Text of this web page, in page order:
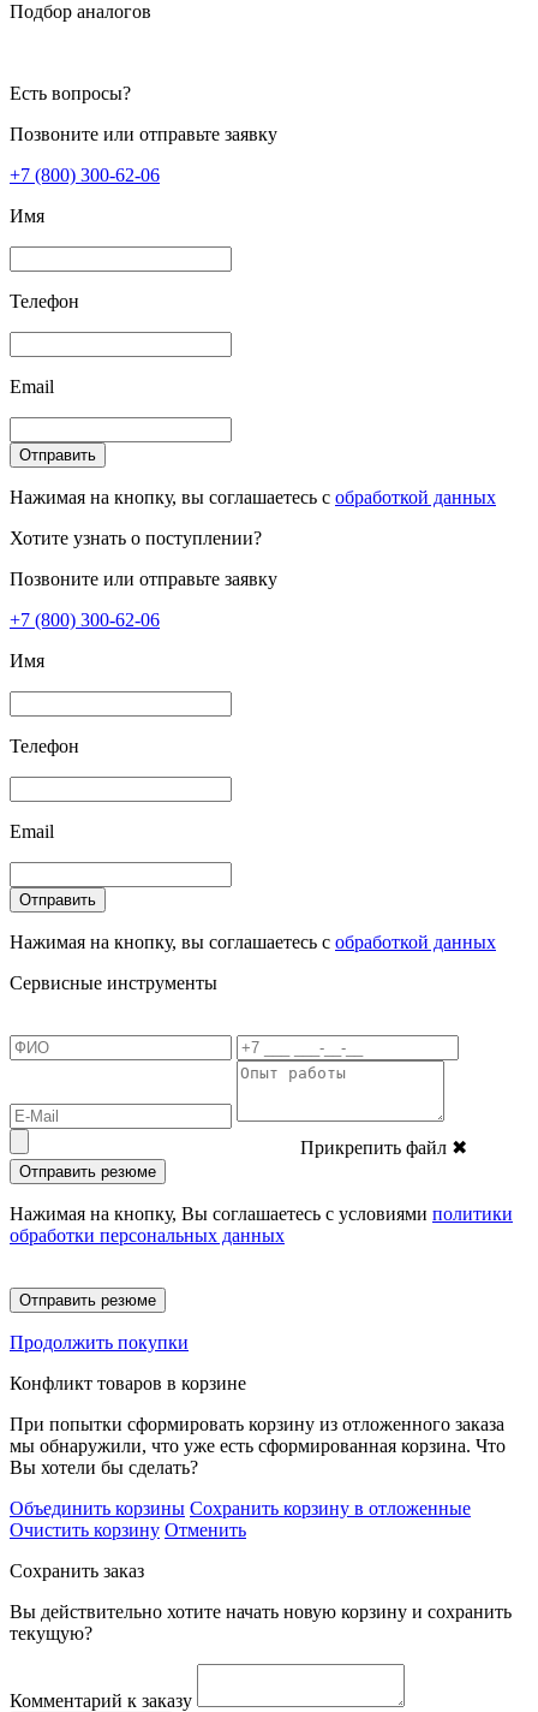
Подбор аналогов
Есть вопросы?
Позвоните или отправьте заявку
+7 (800) 300-62-06
Имя
Телефон
Email
Отправить
Нажимая на кнопку, вы соглашаетесь с обработкой данных
Хотите узнать о поступлении?
Позвоните или отправьте заявку
+7 (800) 300-62-06
Имя
Телефон
Email
Отправить
Нажимая на кнопку, вы соглашаетесь с обработкой данных
Сервисные инструменты
Прикрепить файл ✖
Отправить резюме
Нажимая на кнопку, Вы соглашаетесь с условиями политики
обработки персональных данных
Отправить резюме
Продолжить покупки
Конфликт товаров в корзине
При попытки сформировать корзину из отложенного заказа
мы обнаружили, что уже есть сформированная корзина. Что
Вы хотели бы сделать?
Объединить корзины Сохранить корзину в отложенные
Очистить корзину Отменить
Сохранить заказ
Вы действительно хотите начать новую корзину и сохранить
текущую?
Комментарий к заказу